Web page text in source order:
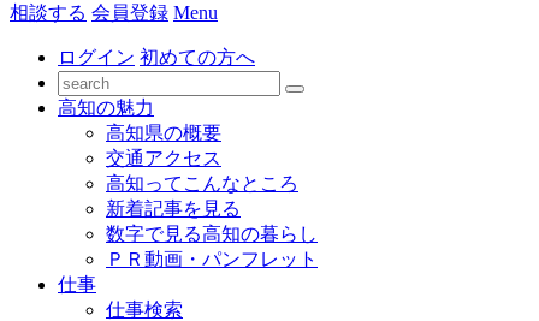
相談する 会員登録 Menu
ログイン 初めての方へ
高知の魅力
高知県の概要
交通アクセス
高知ってこんなところ
新着記事を見る
数字で見る高知の暮らし
ＰＲ動画・パンフレット
仕事
仕事検索